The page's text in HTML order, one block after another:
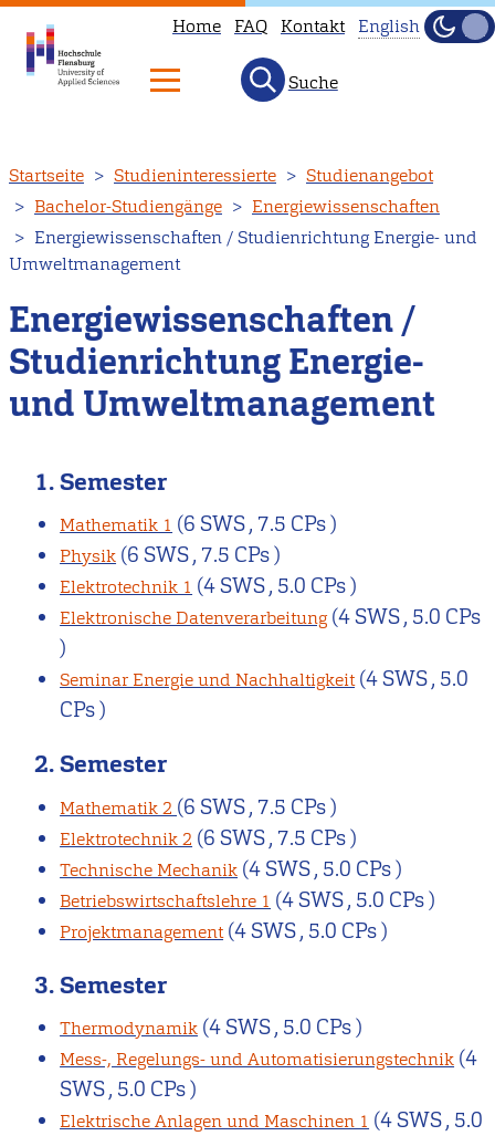
zum
Inhalt
Home FAQ Kontakt
not
available
in
Head
to
our
English
English
Hell
Suche
Startseite Studieninteressierte
Studienangebot
Bachelor-Studiengänge
Energiewissenschaften
Energiewissenschaften / Studienrichtung Energie- und
Umweltmanagement
Energiewissenschaften /
Studienrichtung Energie-
und Umweltmanagement
1. Semester
Mathematik 1 (6 SWS , 7.5 CPs )
Physik (6 SWS , 7.5 CPs )
Elektrotechnik 1 (4 SWS , 5.0 CPs )
Elektronische Datenverarbeitung (4 SWS , 5.0 CPs
)
Seminar Energie und Nachhaltigkeit (4 SWS , 5.0
CPs )
2. Semester
Mathematik 2 (6 SWS , 7.5 CPs )
Elektrotechnik 2 (6 SWS , 7.5 CPs )
Technische Mechanik (4 SWS , 5.0 CPs )
Betriebswirtschaftslehre 1 (4 SWS , 5.0 CPs )
Projektmanagement (4 SWS , 5.0 CPs )
3. Semester
Thermodynamik (4 SWS , 5.0 CPs )
Mess-, Regelungs- und Automatisierungstechnik (4
SWS , 5.0 CPs )
Elektrische Anlagen und Maschinen 1 (4 SWS , 5.0